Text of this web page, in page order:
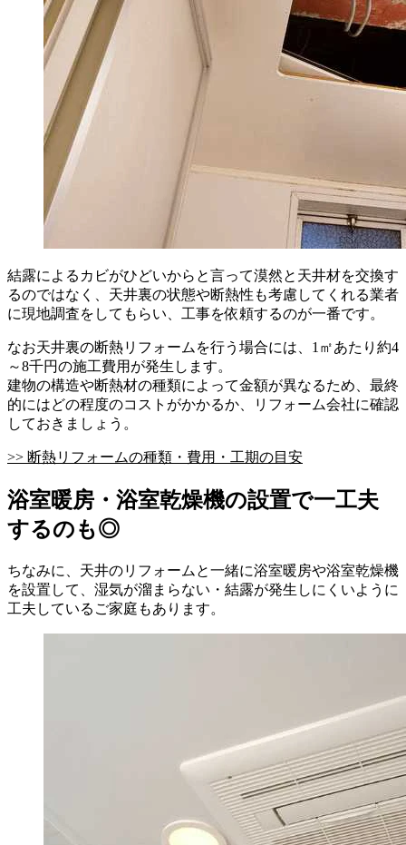
結露によるカビがひどいからと言って漠然と天井材を交換す
るのではなく、天井裏の状態や断熱性も考慮してくれる業者
に現地調査をしてもらい、工事を依頼するのが一番です。
なお天井裏の断熱リフォームを行う場合には、1㎡あたり約4
～8千円の施工費用が発生します。
建物の構造や断熱材の種類によって金額が異なるため、最終
的にはどの程度のコストがかかるか、リフォーム会社に確認
しておきましょう。
>> 断熱リフォームの種類・費用・工期の目安
浴室暖房・浴室乾燥機の設置で一工夫
するのも◎
ちなみに、天井のリフォームと一緒に浴室暖房や浴室乾燥機
を設置して、湿気が溜まらない・結露が発生しにくいように
工夫しているご家庭もあります。